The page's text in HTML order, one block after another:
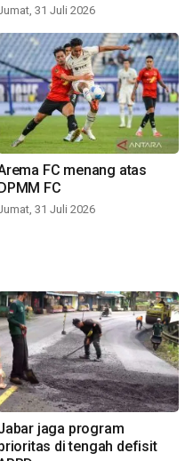
31 Juli 2026
FC menang atas
FC
31 Juli 2026
jaga program
di tengah defisit